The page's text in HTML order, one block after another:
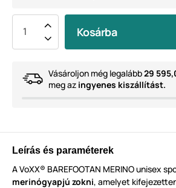
Kosárba
Vásároljon még legalább29
meg az ingyenes kiszállítást.
Leírás és paraméterek
A VoXX® BAREFOOTAN MERINO unisex
merinógyapjú zokni, amelyet